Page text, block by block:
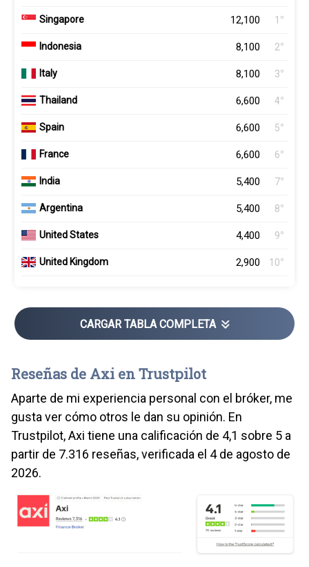
Singapore 12,100 1 º
Indonesia 8,100 2º
Italy 8,100 3º
Thailand 6,600 4º
Spain 6,600 5º
France 6,600 6º
India 5,400 7º
Argentina 5,400 8º
United States 4,400 9º
United Kingdom 2,900 10º
CARGAR TABLA COMPLETA
Reseñas de Axi en Trustpilot
Aparte de mi experiencia personal con el bróker, me
gusta ver cómo otros le dan su opinión. En
Trustpilot, Axi tiene una calificación de 4,1 sobre 5 a
partir de 7.316 reseñas, verificada el 4 de agosto de
2026.